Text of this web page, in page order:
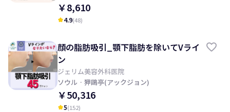
￥8,610
kid_star4.9(48)
顔の脂肪吸引_顎下脂肪を除いてVライ
ン
ジェリム美容外科医院
ソウル · 狎鷗亭(アックジョン)
￥50,316
kid_star5(152)